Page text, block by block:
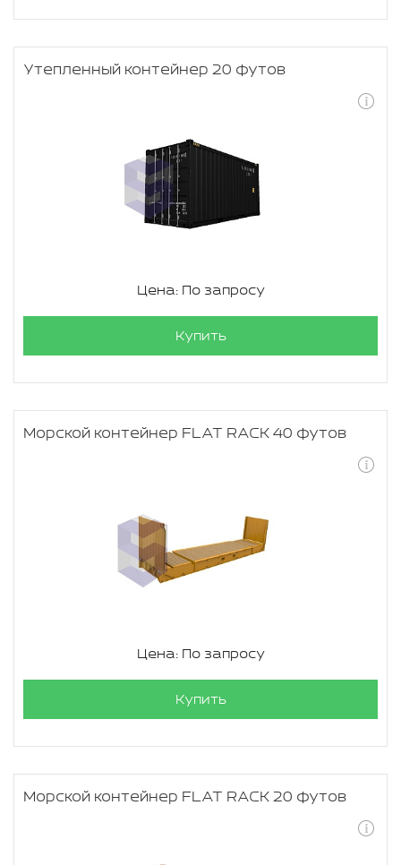
Утепленный контейнер 20 футов
Цена: По запросу
Купить
Морской контейнер FLAT RACK 40 футов
Цена: По запросу
Купить
Морской контейнер FLAT RACK 20 футов